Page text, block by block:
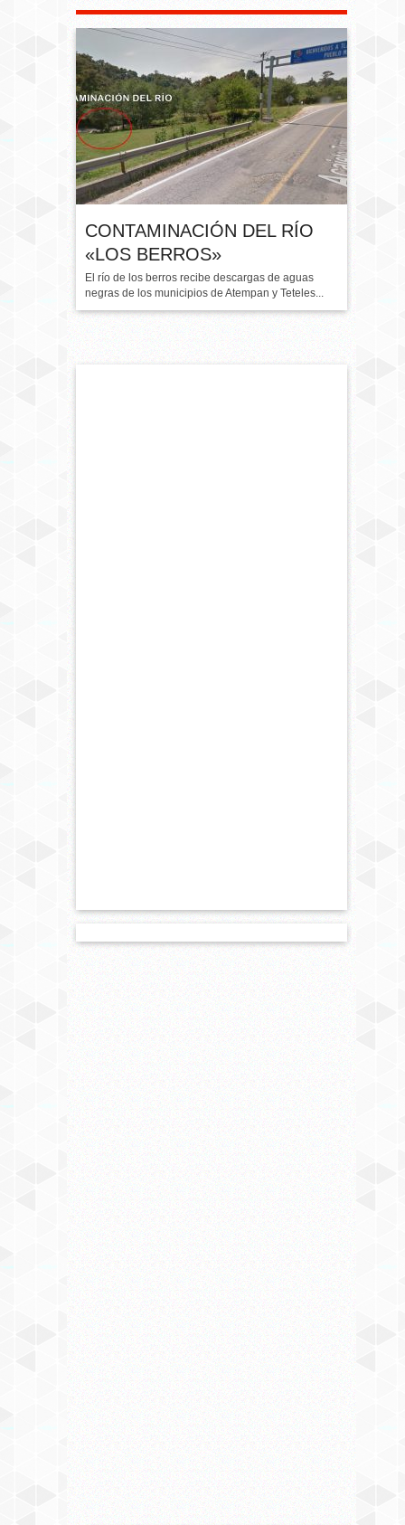
CONTAMINACIÓN DEL RÍO
«LOS BERROS»
El río de los berros recibe descargas de aguas
negras de los municipios de Atempan y Teteles...